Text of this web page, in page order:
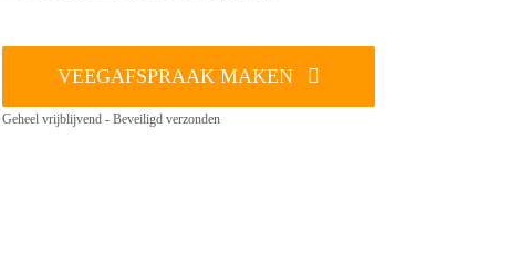
VEEGAFSPRAAK MAKEN
Geheel vrijblijvend - Beveiligd verzonden